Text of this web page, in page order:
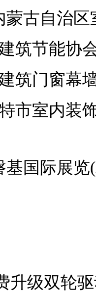
蒙古自治
筑节能协
筑门窗幕
市室内装
基国际展
升级双轮